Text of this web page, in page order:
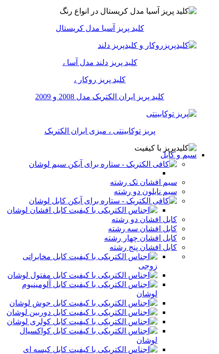
کلید پریز آسیا مدل کریستال
کلید پریز دلند مدل آسا ،
کلید پریز روکار ،
کلید پریز ایران الکتریک مدل 2008 و 2009
پریز توکابینتی ، میزی ایران الکتریک
سیم و کابل
سیم لوشان
سیم افشان تک رشته
سیم نایلون دو رشته
کابل لوشان
کابل افشان لوشان
کابل افشان دو رشته
کابل افشان سه رشته
کابل افشان چهار رشته
کابل افشان پنج رشته
کابل مخابراتی
زوجی
کابل مفتول لوشان
کابل آلومینیوم
لوشان
کابل جوش لوشان
کابل دوربین لوشان
کابل کولری لوشان
کابل کواکسیال
لوشان
کابل کیسه ای